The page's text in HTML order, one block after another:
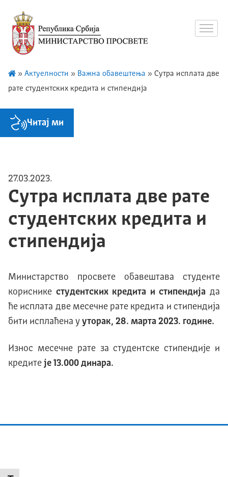
» Актуелности » Важна обавештења » Сутра исплата две
рате студентских кредита и стипендија
Читај ми
27.03.2023.
Сутра исплата две рате
студентских кредита и
стипендија
Министарство просвете обавештава студенте
кориснике студентских кредита и стипендија да
ће исплата две месечне рате кредита и стипендија
бити исплаћена у уторак, 28. марта 2023. године.
Износ месечне рате за студентске стипендије и
кредите је 13.000 динара.